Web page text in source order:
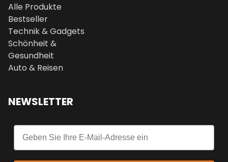
Alle Produkte
Bestseller
Technik & Gadgets
Schönheit &
Gesundheit
Auto & Reisen
NEWSLETTER
Email